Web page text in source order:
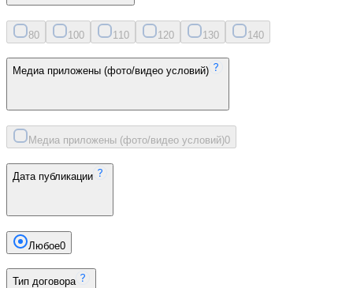
80 100 11 0 120 130 140
Медиа приложены (фото/видео условий)
Медиа приложены (фото/видео условий)0
Дата публикации
Любое0
Тип договора